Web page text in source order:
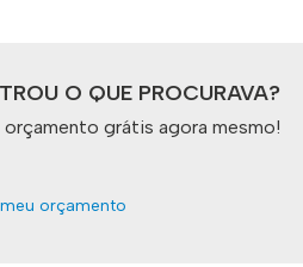
O QUE PROCURAVA?
orçamento grátis agora mesmo!
orçamento